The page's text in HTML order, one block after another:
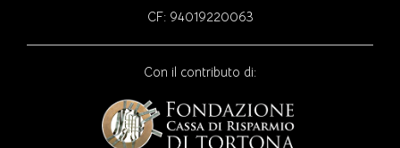
CF: 94019220063
Con il contributo di: